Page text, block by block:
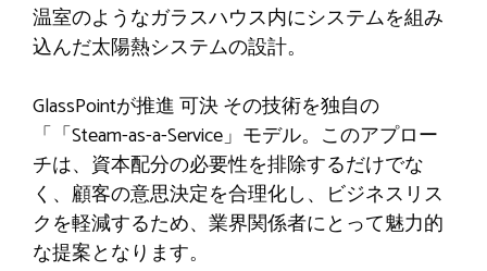
温室のようなガラスハウス内にシステムを組み
込んだ太陽熱システムの設計。
GlassPointが推進可決その技術を独自の
「 「Steam-as-a-Service」モデル。このアプロー
チは、資本配分の必要性を排除するだけでな
く、顧客の意思決定を合理化し、ビジネスリス
クを軽減するため、業界関係者にとって魅力的
な提案となります。